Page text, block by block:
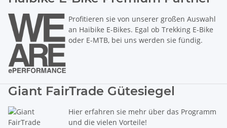
Profitieren sie von unserer großen Auswahl
an Haibike E-Bikes. Egal ob Trekking E-Bike
oder E-MTB, bei uns werden sie fündig.
Giant FairTrade Gütesiegel
Hier erfahren sie mehr über das Programm
und die vielen Vorteile!